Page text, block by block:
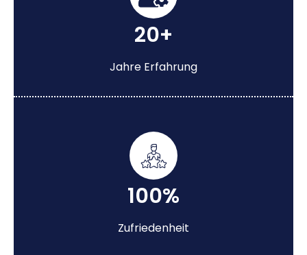
20+
Jahre Erfahrung
100%
Zufriedenheit